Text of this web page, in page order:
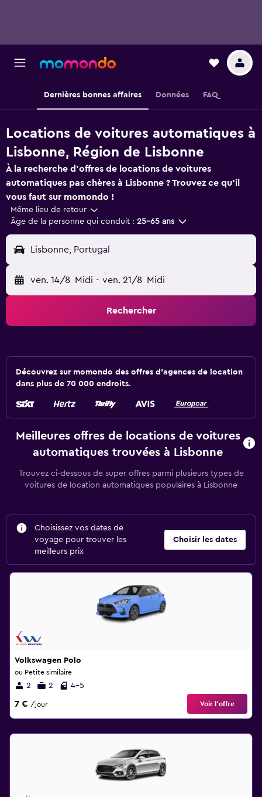
Dernières bonnes affaires Données FAQ
Locations de voitures automatiques à
Lisbonne, Région de Lisbonne
À la recherche d'offres de locations de voitures
automatiques pas chères à Lisbonne ? Trouvez ce qu'il
vous faut sur momondo !
Même lieu de retour
Âge de la personne qui conduit : 25-65 ans
Lisbonne, Portugal
ven. 14/8 Midi - ven. 21/8 Midi
Rechercher
Découvrez sur momondo des offres d'agences de location
dans plus de 70 000 endroits.
Meilleures offres de locations de voitures
automatiques trouvées à Lisbonne
Trouvez ci-dessous de super offres parmi plusieurs types de
voitures de location automatiques populaires à Lisbonne
Choisissez vos dates de
voyage pour trouver les
meilleurs prix
Choisir les dates
Volkswagen Polo
ou Petite similaire
2 2 4-5
7 € /jour Voir l’offre